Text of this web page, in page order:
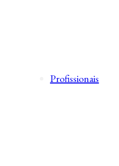
Profissionais